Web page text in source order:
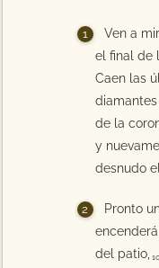
Ven a
el final de
Caen las
de la
y
desnudo
Pronto
del patio, 10